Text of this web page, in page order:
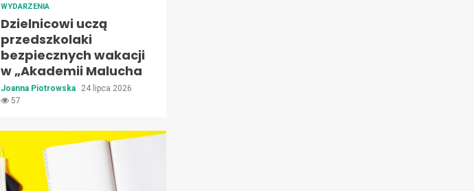
WYDARZENIA
Dzielnicowi uczą
przedszkolaki
bezpiecznych wakacji
w „Akademii Malucha
Joanna Piotrowska
24 lipca 2026
57